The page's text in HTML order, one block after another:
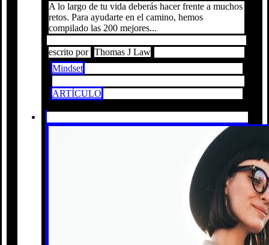
A lo largo de tu vida deberás hacer frente a muchos
retos. Para ayudarte en el camino, hemos
compilado las 200 mejores...
escrito por Thomas J Law
Mindset
ARTÍCULO